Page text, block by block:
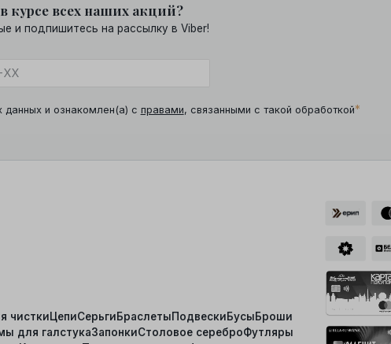
курсе всех наших акций?
и подпишитесь на рассылку в Viber!
данных и ознакомлен(а) с правами, связанными с такой обработкой*
чисткиЦепиСерьгиБраслетыПодвескиБусыБроши
для галстукаЗапонкиСтоловое сереброФутляры